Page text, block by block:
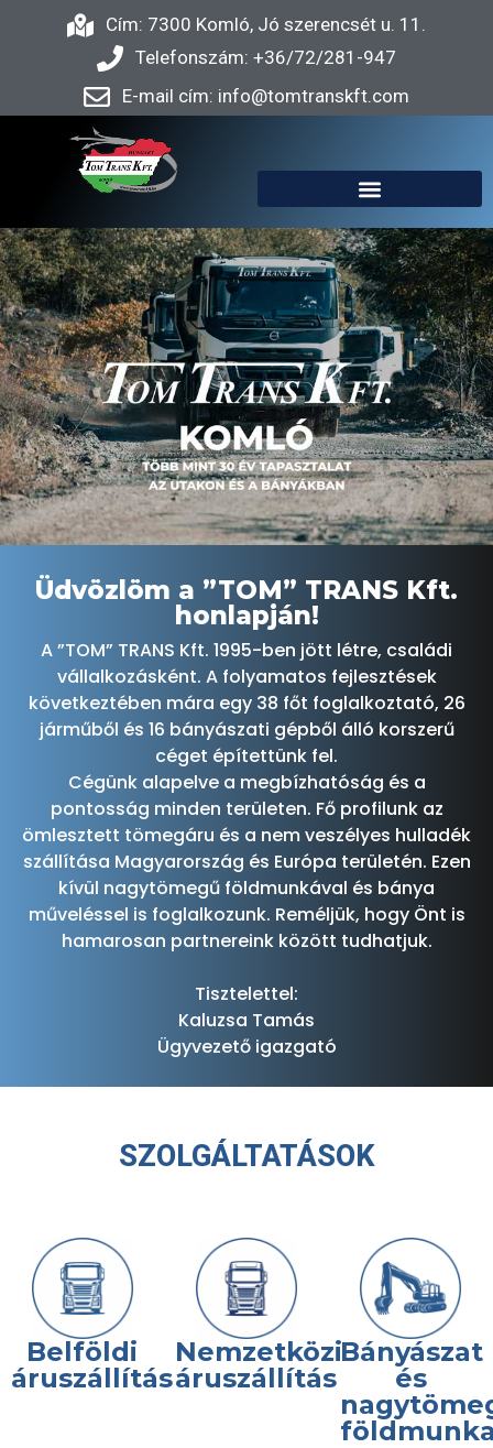
Cím: 7300 Komló, Jó szerencsét u. 11.
Telefonszám: +36/72/281-947
E-mail cím: info@tomtranskft.com
Üdvözlöm a ”TOM” TRANS Kft.
honlapján!
A ”TOM” TRANS Kft. 1995-ben jött létre, családi
vállalkozásként. A folyamatos fejlesztések
következtében mára egy 38 főt foglalkoztató, 26
járműből és 16 bányászati gépből álló korszerű
céget építettünk fel.
Cégünk alapelve a megbízhatóság és a
pontosság minden területen. Fő profilunk az
ömlesztett tömegáru és a nem veszélyes hulladék
szállítása Magyarország és Európa területén. Ezen
kívül nagytömegű földmunkával és bánya
műveléssel is foglalkozunk. Reméljük, hogy Önt is
hamarosan partnereink között tudhatjuk.
Tisztelettel:
Kaluzsa Tamás
Ügyvezető igazgató
SZOLGÁLTATÁSOK
Belföldi
áruszállítás
Nemzetközi
áruszállítás
Bányászat
és